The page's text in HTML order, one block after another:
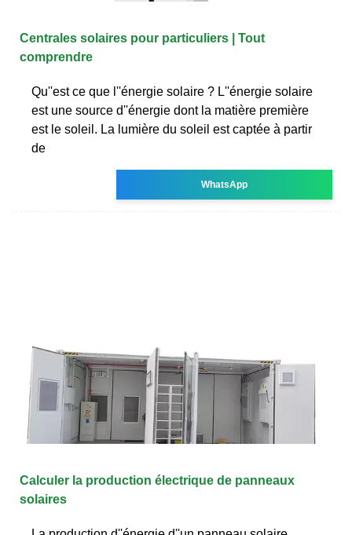
Centrales solaires pour particuliers | Tout
comprendre
Qu''est ce que l''énergie solaire ? L''énergie solaire
est une source d''énergie dont la matière première
est le soleil. La lumière du soleil est captée à partir
de
WhatsApp
Calculer la production électrique de panneaux
solaires